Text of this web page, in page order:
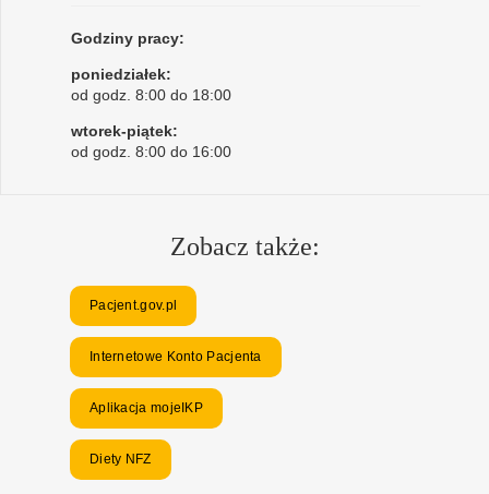
Godziny pracy:
poniedziałek:
od godz. 8:00 do 18:00
wtorek-piątek:
od godz. 8:00 do 16:00
Zobacz także:
Pacjent.gov.pl
Internetowe Konto Pacjenta
Aplikacja mojeIKP
Diety NFZ